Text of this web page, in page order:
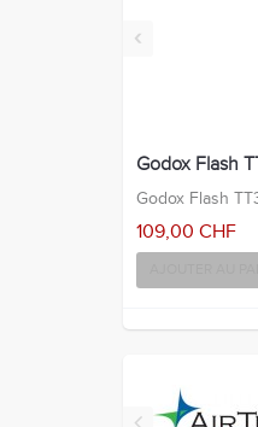
‹
Godox Flash
Godox Flash
109,00 CHF